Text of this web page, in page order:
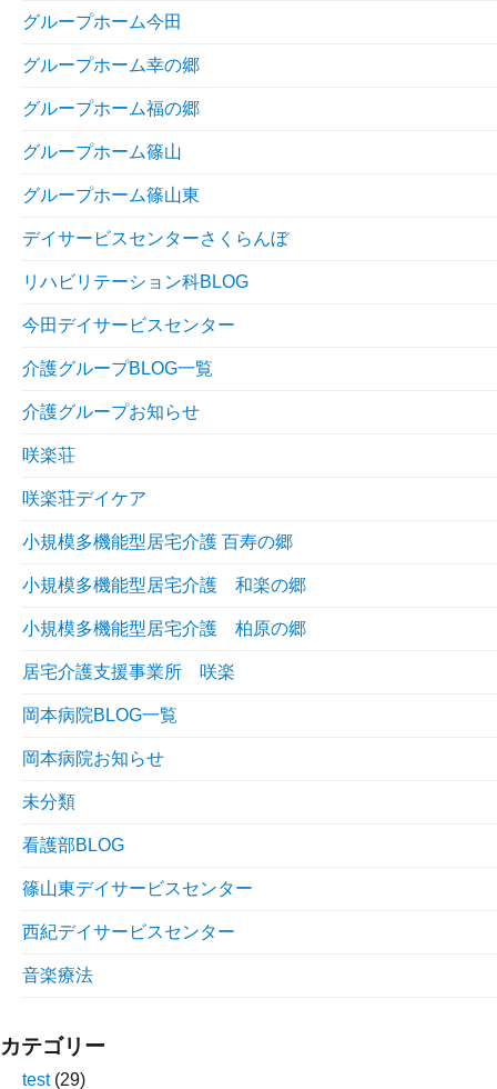
グループホーム今田
グループホーム幸の郷
グループホーム福の郷
グループホーム篠山
グループホーム篠山東
デイサービスセンターさくらんぼ
リハビリテーション科BLOG
今田デイサービスセンター
介護グループBLOG一覧
介護グループお知らせ
咲楽荘
咲楽荘デイケア
小規模多機能型居宅介護 百寿の郷
小規模多機能型居宅介護 和楽の郷
小規模多機能型居宅介護 柏原の郷
居宅介護支援事業所 咲楽
岡本病院BLOG一覧
岡本病院お知らせ
未分類
看護部BLOG
篠山東デイサービスセンター
西紀デイサービスセンター
音楽療法
カテゴリー
test(29)